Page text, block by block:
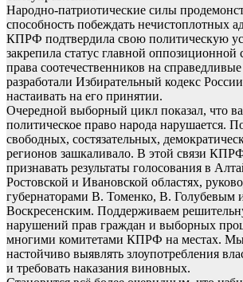
Народно-патриотические силы
способность побеждать нечистоплотных
КПРФ подтвердила свою политическую
закрепила статус главной
права соотечественников на
разработали Избирательный кодекс
настаивать на его принятии.
Очередной выборный цикл показал, что
политическое право народа нарушается.
свободных, состязательных,
регионов зашкаливало. В этой связи
признавать результаты голосования в
Ростовской и Ивановской областях,
губернаторами В. Томенко, В. Голубевым
Воскресенским. Поддерживаем
нарушений прав граждан и выборных
многими комитетами КПРФ на местах.
настойчиво выявлять злоупотребления
и требовать наказания виновных.